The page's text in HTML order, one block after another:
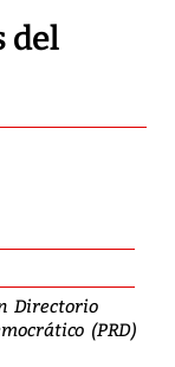
del
Directorio
(PRD)